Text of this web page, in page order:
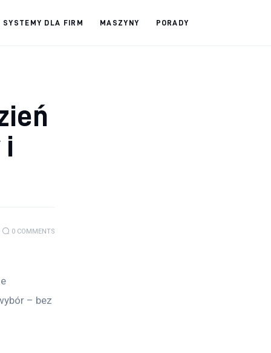
SYSTEMY DLA FIRM MASZYNY PORADY
i
0 COMMENTS
– bez